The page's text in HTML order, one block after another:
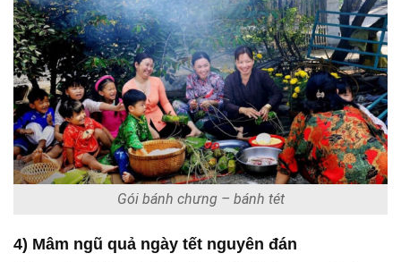
Gói bánh chưng – bánh tét
4) Mâm ngũ quả ngày tết nguyên đán